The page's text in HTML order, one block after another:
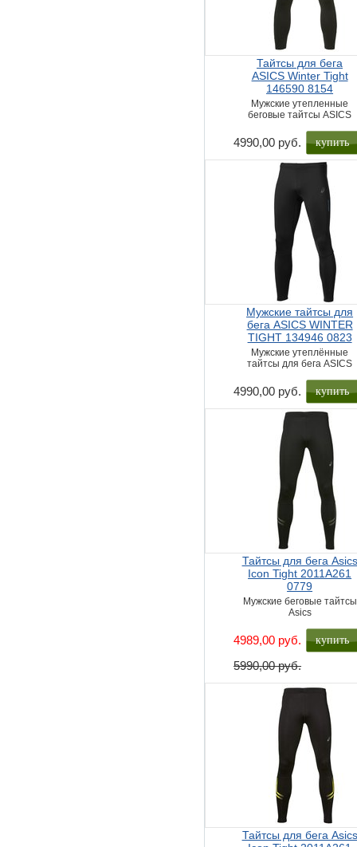
Тайтсы для бега
ASICS Winter Tight
146590 8154
Мужские утепленные
беговые тайтсы ASICS
4990,00 руб. купить
Мужские тайтсы для
бега ASICS WINTER
TIGHT 134946 0823
Мужские утеплённые
тайтсы для бега ASICS
4990,00 руб. купить
Тайтсы для бега Asics
Icon Tight 2011A261
0779
Мужские беговые тайтсы
Asics
4989,00 руб.
5990,00 руб.
купить
Тайтсы для бега Asics